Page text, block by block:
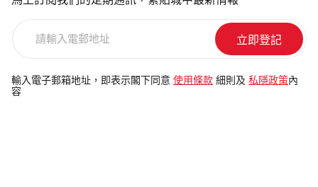
電
郵
輸入電子郵箱地址，即表示閣下同意 使用條款 細則及 私隱政策 內
容